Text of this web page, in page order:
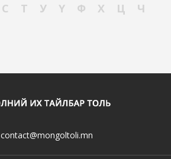
С Т У Ү Ф Х Ц
Ч
contact@mongoltoli.mn